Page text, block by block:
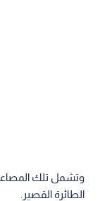
وتشمل تلك
الطائرة القصير.